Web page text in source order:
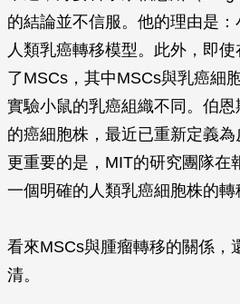
的結論並不信服。他的理由是
人類乳癌轉移模型。此外，即
了MSCs，其中MSCs與乳癌細
實驗小鼠的乳癌組織不同。伯
的癌細胞株，最近已重新定義為
更重要的是，MIT的研究團隊在
一個明確的人類乳癌細胞株的轉
看來MSCs與腫瘤轉移的關係，
清。